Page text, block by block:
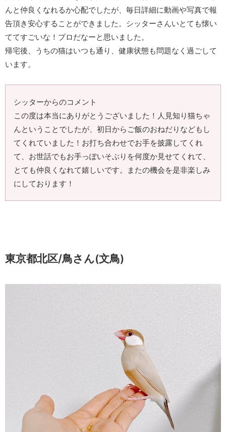
んと仲良くなれるか心配でしたが、毎日詳細に動画や写真で報
告頂き安心することができました。シッターさんいとても懐い
ててすごいな！プロだなーと思いました。
帰宅後、うちの猫はいつも通り、健康状態も問題なく過ごして
います。
シッターからのコメント
この度は本当にありがとうございました！人見知り猫ちゃ
んということでしたが、初日からご飯のおねだりなどもし
てくれていました！お打ち合わせでお手を披露してくれ
て、お世話でもお手っぽいそぶりを何度か見せてくれて、
とても仲良くなれて嬉しいです。またの機会を是非楽しみ
にしております！
東京都北区/鳥さん(文鳥)